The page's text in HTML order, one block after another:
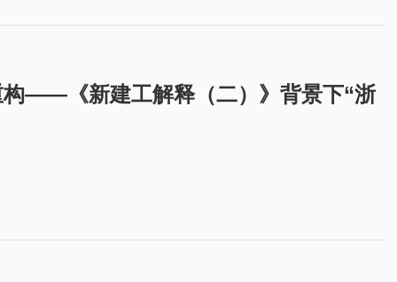
构——《新建工解释（二）》背景下“浙